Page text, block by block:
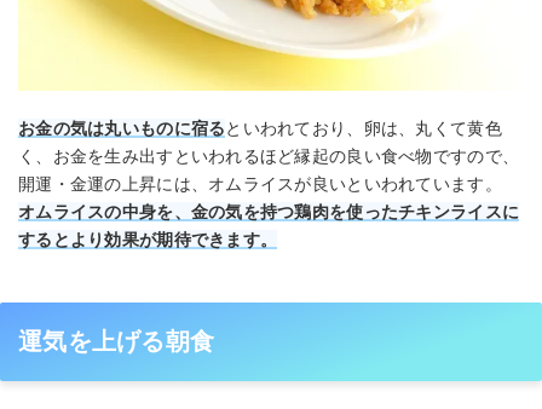
お金の気は丸いものに宿るといわれており、卵は、丸くて黄色
く、お金を生み出すといわれるほど縁起の良い食べ物ですので、
開運・金運の上昇には、オムライスが良いといわれています。
オムライスの中身を、金の気を持つ鶏肉を使ったチキンライスに
するとより効果が期待できます。
運気を上げる朝食